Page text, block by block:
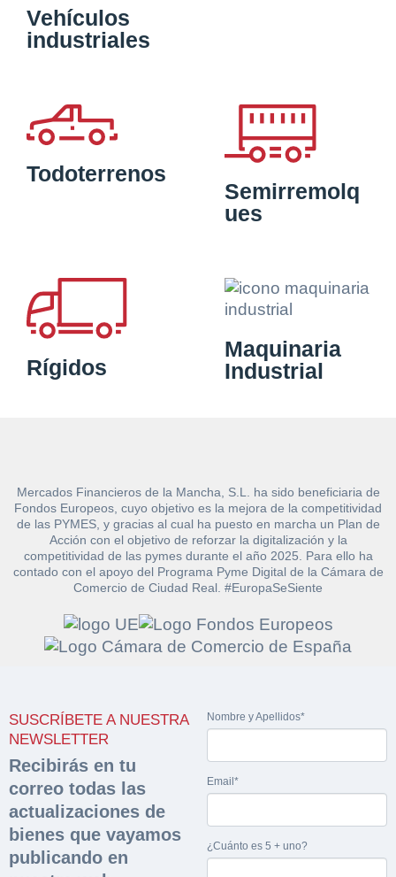
Vehículos
industriales
Todoterrenos
Semirremolq
ues
Rígidos
Maquinaria
Industrial
Mercados Financieros de la Mancha, S.L. ha sido beneficiaria de
Fondos Europeos, cuyo objetivo es la mejora de la competitividad
de las PYMES, y gracias al cual ha puesto en marcha un Plan de
Acción con el objetivo de reforzar la digitalización y la
competitividad de las pymes durante el año 2025. Para ello ha
contado con el apoyo del Programa Pyme Digital de la Cámara de
Comercio de Ciudad Real. #EuropaSeSiente
SUSCRÍBETE A NUESTRA
NEWSLETTER
Recibirás en tu
correo todas las
actualizaciones de
bienes que vayamos
publicando en
Nombre y Apellidos*
Email*
¿Cuánto es 5 + uno?
Solicitar
sobre la peritación
Rellene este formulario y recibirá en su email el
enlace para descargar la documentación
Nombre y Apellidos*
Email*
Hacer Oferta
Nombre y Apellidos*
Sobre Merfinsa
Venta de bienes muebles
Vehículos
Maquinaria Industrial